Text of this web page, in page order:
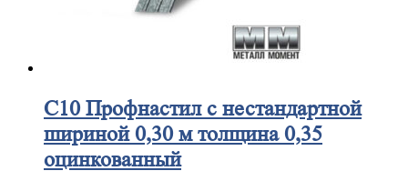
С10Профнастил с нестандартной
шириной 0,30 м толщина 0,35
оцинкованный